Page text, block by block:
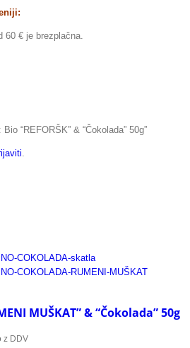
60 € je brezplačna.
“REFORŠK” & “Čokolada” 50g”
MUŠKAT” & “Čokolada” 50g
z DDV